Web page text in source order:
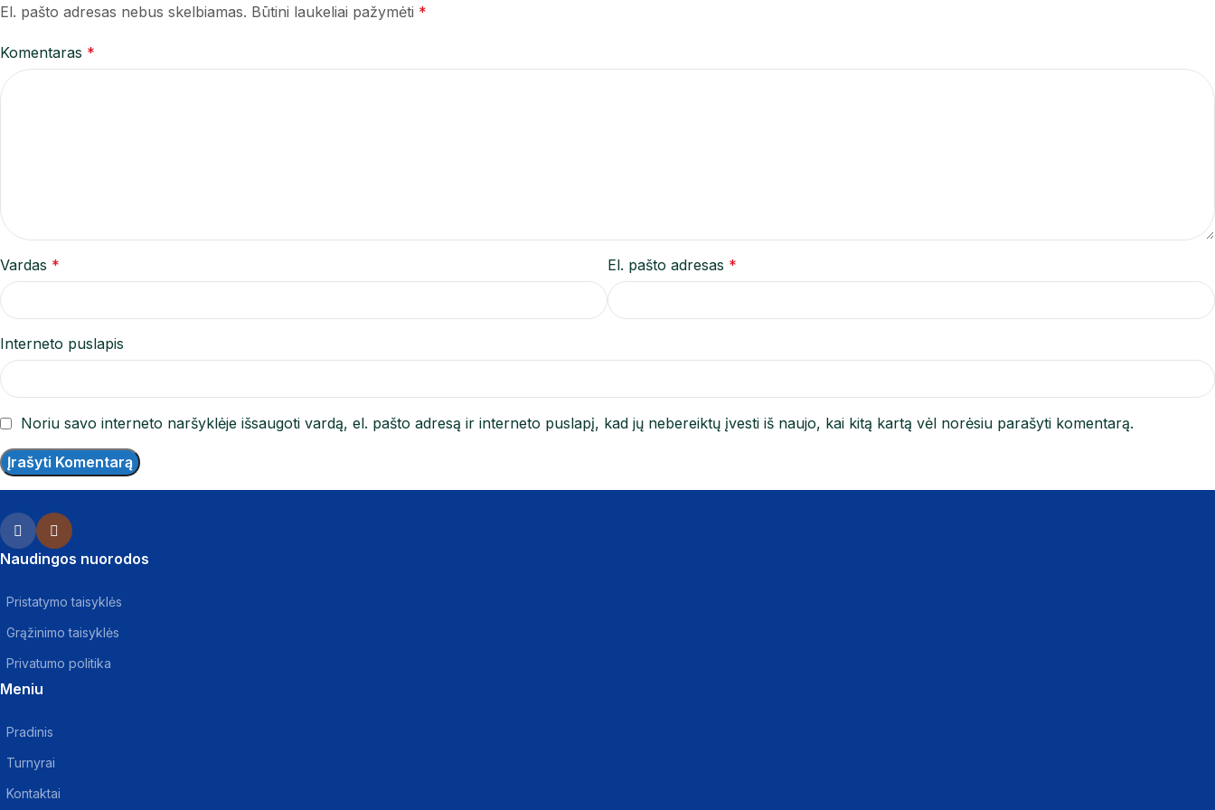
El. pašto adresas nebus skelbiamas. Būtini laukeliai pažymėti *
Komentaras *
Vardas * El. pašto adresas *
Interneto puslapis
Noriu savo interneto naršyklėje išsaugoti vardą, el. pašto adresą ir interneto puslapį, kad jų nebereiktų įvesti iš naujo, kai kitą kartą vėl norėsiu parašyti komentarą.
Naudingos nuorodos
Pristatymo taisyklės
Grąžinimo taisyklės
Privatumo politika
Meniu
Pradinis
Turnyrai
Kontaktai